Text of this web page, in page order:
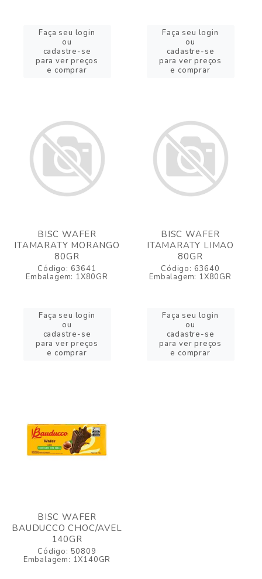
Faça seu login
ou
cadastre-se
para ver preços
e comprar
Faça seu login
ou
cadastre-se
para ver preços
e comprar
BISC WAFER
ITAMARATY MORANGO
80GR
Código: 63641
Embalagem: 1X80GR
Faça seu login
ou
cadastre-se
para ver preços
e comprar
BISC WAFER
ITAMARATY LIMAO
80GR
Código: 63640
Embalagem: 1X80GR
Faça seu login
ou
cadastre-se
para ver preços
e comprar
BISC WAFER
BAUDUCCO CHOC/AVEL
140GR
Código: 50809
Embalagem: 1X140GR